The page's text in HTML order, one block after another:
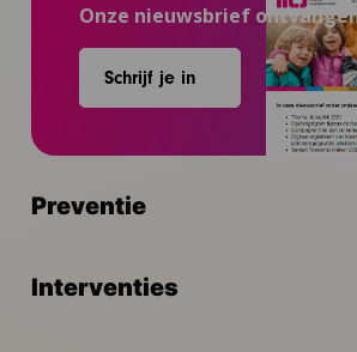
Onze nieuwsbrief
Schrijf je in
Preventie
Interventies